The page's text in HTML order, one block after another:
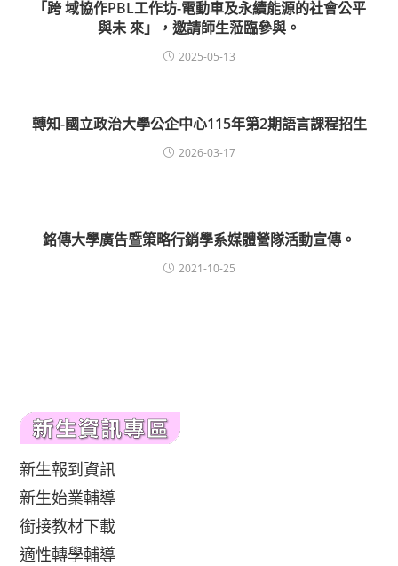
「跨 域協作PBL工作坊-電動車及永續能源的社會公平
與未 來」，邀請師生蒞臨參與。
2025-05-13
轉知-國立政治大學公企中心115年第2期語言課程招生
2026-03-17
銘傳大學廣告暨策略行銷學系媒體營隊活動宣傳。
2021-10-25
新生報到資訊
新生始業輔導
銜接教材下載
適性轉學輔導